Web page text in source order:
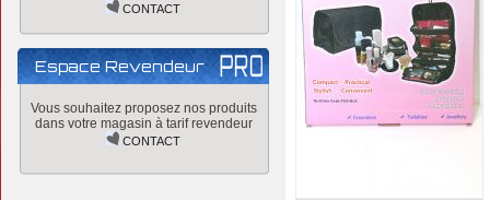
CONTACT
Espace Revendeur
Vous souhaitez proposez nos produits
dans votre magasin à tarif revendeur
CONTACT